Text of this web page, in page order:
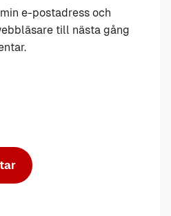
e-postadress och
till nästa gång